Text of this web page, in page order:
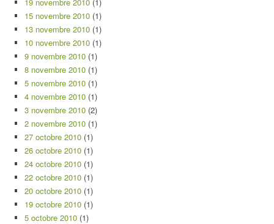
15 novembre 2010 (1)
13 novembre 2010 (1)
10 novembre 2010 (1)
9 novembre 2010 (1)
8 novembre 2010 (1)
5 novembre 2010 (1)
4 novembre 2010 (1)
3 novembre 2010 (2)
2 novembre 2010 (1)
27 octobre 2010 (1)
26 octobre 2010 (1)
24 octobre 2010 (1)
22 octobre 2010 (1)
20 octobre 2010 (1)
19 octobre 2010 (1)
5 octobre 2010 (1)